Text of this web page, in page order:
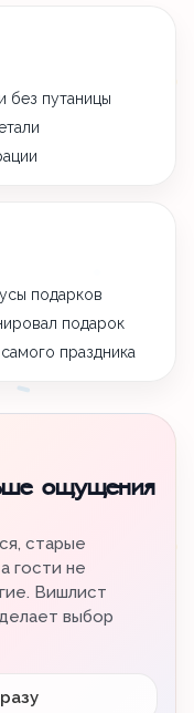
без путаницы
подарков
подарок
праздника
ощущения
старые
гости не
Вишлист
выбор